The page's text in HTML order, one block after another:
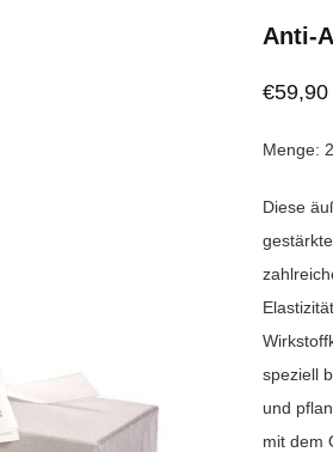
Anti-
€59,90
Menge:
Diese
speziell
und
mit dem